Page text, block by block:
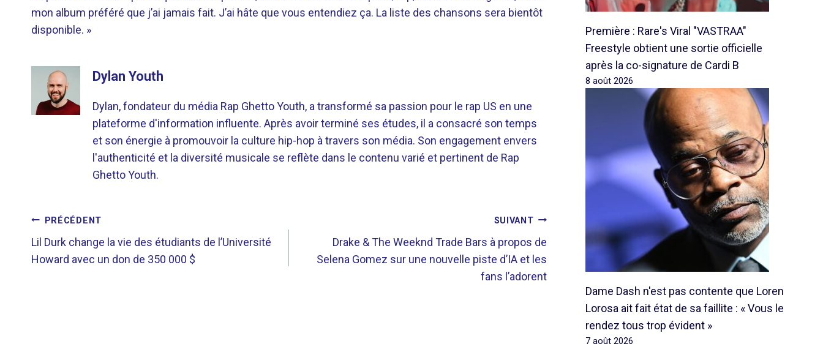
mon album préféré que j’ai jamais fait. J’ai hâte que vous entendiez ça. La liste des chansons sera bientôt
disponible. »
Dylan Youth
Dylan, fondateur du média Rap Ghetto Youth, a transformé sa passion pour le rap US en une
plateforme d'information influente. Après avoir terminé ses études, il a consacré son temps
et son énergie à promouvoir la culture hip-hop à travers son média. Son engagement envers
l'authenticité et la diversité musicale se reflète dans le contenu varié et pertinent de Rap
Ghetto Youth.
NAVIGATION
DE
PRÉCÉDENT
Lil Durk change la vie des étudiants de l’Université
Howard avec un don de 350 000 $
SUIVANT
Drake & The Weeknd Trade Bars à propos de
Selena Gomez sur une nouvelle piste d’IA et les
fans l’adorent
Première : Rare's Viral "VASTRAA"
Freestyle obtient une sortie officielle
après la co-signature de Cardi B
8 août 2026
Dame Dash n'est pas contente que Loren
Lorosa ait fait état de sa faillite : « Vous le
rendez tous trop évident »
7 août 2026